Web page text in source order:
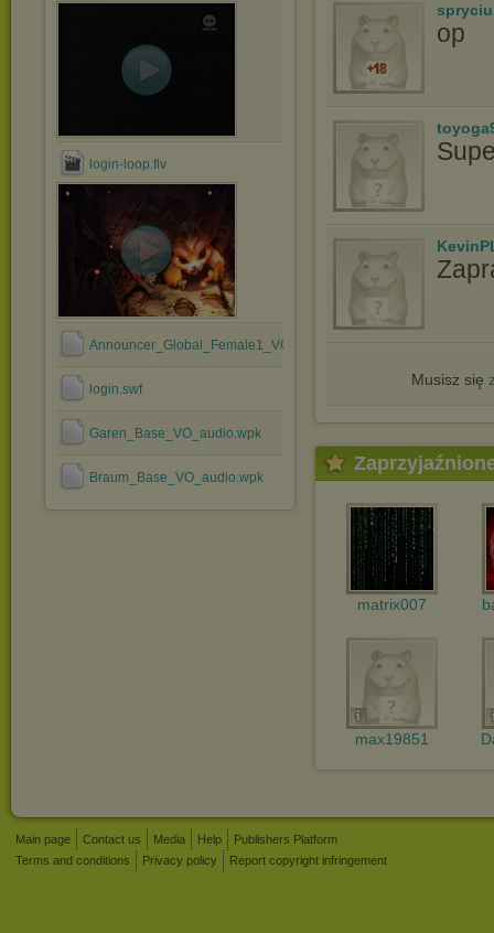
login-loop.flv
Announcer_Global_Female1_VO_audio.wpk
login.swf
Garen_Base_VO_audio.wpk
Braum_Base_VO_audio.wpk
op
Musisz się
matrix007
max19851
Main page Contact us Media Help
Publishers Platform
Terms and conditions
Privacy policy Report copyright infringement